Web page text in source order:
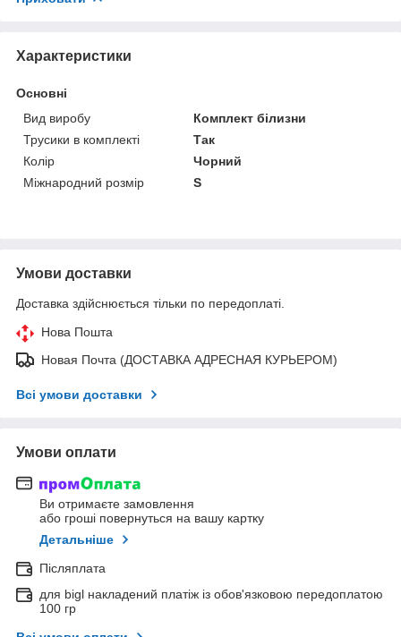
Характеристики
Основні
Вид виробу
Комплект білизни
Трусики в комплекті
Так
Колір
Чорний
Міжнародний розмір
S
Умови доставки
Доставка здійснюється тільки по передоплаті.
Нова Пошта
Новая Почта (ДОСТАВКА АДРЕСНАЯ КУРЬЕРОМ)
Всі умови доставки
Умови оплати
Ви отримаєте замовлення
або гроші повернуться на вашу картку
Детальніше
Післяплата
для bigl накладений платіж із обов'язковою передоплатою
100 гр